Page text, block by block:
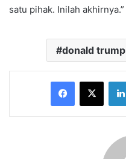
satu pihak. Inilah akhirnya.”
donald trump
Facebook
X